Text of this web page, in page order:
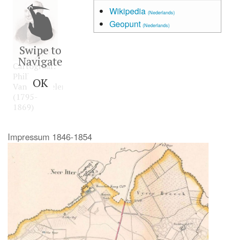
Wikipedia (Nederlands)
Geopunt (Nederlands)
Cartograaf:
Philippe
Vandermaelen
(1795-
1869)
1854
Swipe to
Navigate
OK
Impressum 1846-1854